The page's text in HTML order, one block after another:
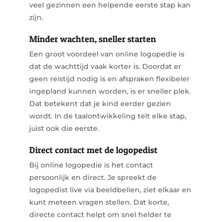
veel gezinnen een helpende eerste stap kan
zijn.
Minder wachten, sneller starten
Een groot voordeel van online logopedie is
dat de wachttijd vaak korter is. Doordat er
geen reistijd nodig is en afspraken flexibeler
ingepland kunnen worden, is er sneller plek.
Dat betekent dat je kind eerder gezien
wordt. In de taalontwikkeling telt elke stap,
juist ook die eerste.
Direct contact met de logopedist
Bij online logopedie is het contact
persoonlijk en direct. Je spreekt de
logopedist live via beeldbellen, ziet elkaar en
kunt meteen vragen stellen. Dat korte,
directe contact helpt om snel helder te